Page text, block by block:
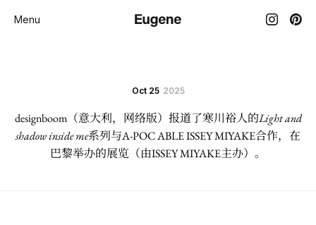
Menu
Oct 25 2025
designboom（意大利，网络版）报道了寒川裕人的Light and
shadow inside me系列与A-POC ABLE ISSEY MIYAKE合作，在
巴黎举办的展览（由ISSEY MIYAKE主办）。